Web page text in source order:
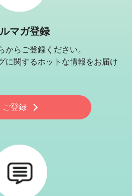
マガ登録
からご登録ください。
に関するホットな情報をお届け
ご登録